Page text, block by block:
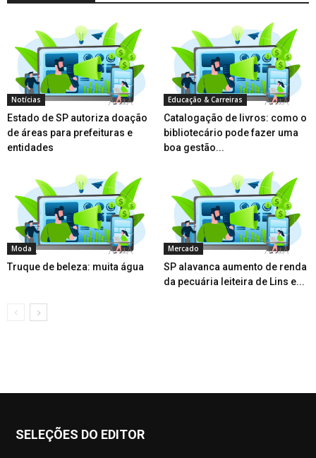
Notícias
Estado de SP autoriza doação
de áreas para prefeituras e
entidades
Educação & Carreiras
Catalogação de livros: como o
bibliotecário pode fazer uma
boa gestão...
Moda
Truque de beleza: muita água
Mercado
SP alavanca aumento de renda
da pecuária leiteira de Lins e...
SELEÇÕES DO EDITOR